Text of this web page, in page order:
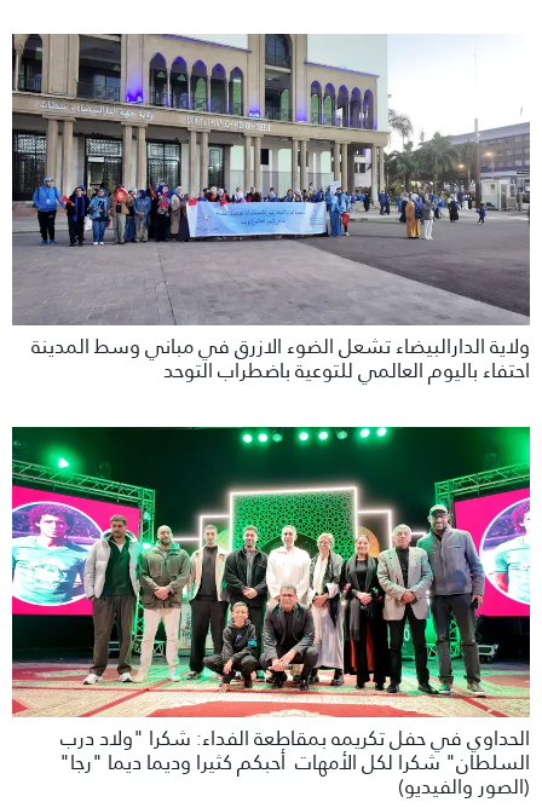
ولاية الدارالبيضاء تشعل الضوء الازرق في مباني وسط المدينة
احتفاء باليوم العالمي للتوعية باضطراب التوحد
الحداوي في حفل تكريمه بمقاطعة الفداء: شكرا "ولاد درب
السلطان" شكرا لكل الأمهات أحبكم كثيرا وديما ديما "رجا"
(الصور والفيديو)